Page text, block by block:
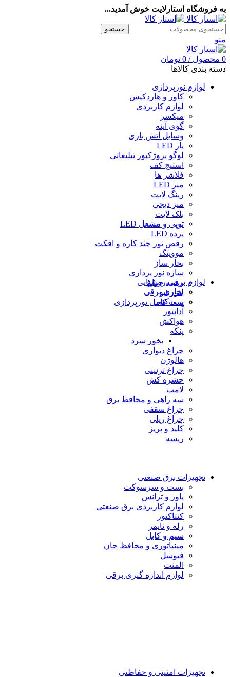
به فروشگاه استارلایت خوش آمدید...
جستجو
منو
0 محصول /
0 تومان
دسته بندی کالاها
لوازم نورپردازی
کاور و هاردکیس
لوازم کاربردی
میکسر
گوی آینه
وسایل آتش بازی
پار LED
لوگو پروژکتور تبلیغاتی
استیج کف
فلاشر ها
میز LED
رینگ لایت
میز دیجی
بلک لایت
توپی و مشعل LED
پرده LED
رقص نور چند کاره و افکت
مووینگ
بخار ساز
سازه نور پردازی
ریسه چراغ
لیزرشو
ست کامل نورپردازی
لوازم برقی روشنایی
بخاری برقی
پروژكتور
آداپتور
هواکش
پنکه
بخور سرد
چراغ دیواری
هالوژن
چراغ تزئينى
حشره كش
لامپ
سه راهی و محافظ برق
چراغ سقفی
چراغ ریلی
كليد و پريز
ریسه
تجهیزات برق صنعتی
بست و سرسوكت
پاور و ترانس
لوازم کاربردی برق صنعتی
کنتاکتور
رله و تایمر
سیم و کابل
مینیاتوری و محافظ جان
فتوسل
المنت
لوازم اندازه گيرى برقى
تجهیزات امنیتى و حفاظتی